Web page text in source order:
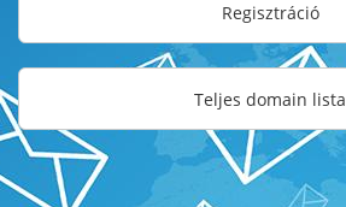
Regisztráció
Teljes domain lista